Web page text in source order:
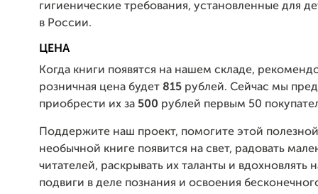
гигиенические требования, установленные для
в России.
ЦЕНА
Когда книги появятся на нашем складе,
розничная цена будет 815 рублей. Сейчас мы
приобрести их за 500 рублей первым 50
Поддержите наш проект, помогите этой
необычной книге появится на свет, радовать
читателей, раскрывать их таланты и вдохновлять
подвиги в деле познания и освоения